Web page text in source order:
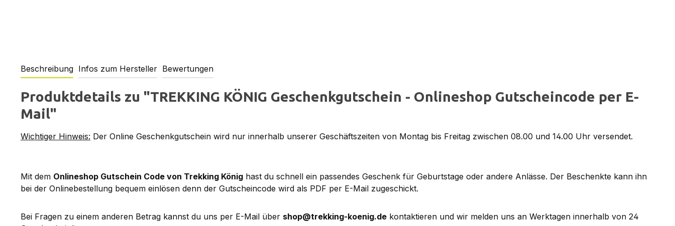
Beschreibung Infos zum Hersteller Bewertungen
Produktdetails zu "TREKKING KÖNIG Geschenkgutschein - Onlineshop Gutscheincode per E-
Mail"
Wichtiger Hinweis: Der Online Geschenkgutschein wird nur innerhalb unserer Geschäftszeiten von Montag bis Freitag zwischen 08.00 und 14.00 Uhr versendet.
Mit dem Onlineshop Gutschein Code von Trekking König hast du schnell ein passendes Geschenk für Geburtstage oder andere Anlässe. Der Beschenkte kann ihn
bei der Onlinebestellung bequem einlösen denn der Gutscheincode wird als PDF per E-Mail zugeschickt.
Bei Fragen zu einem anderen Betrag kannst du uns per E-Mail über shop@trekking-koenig.de kontaktieren und wir melden uns an Werktagen innerhalb von 24